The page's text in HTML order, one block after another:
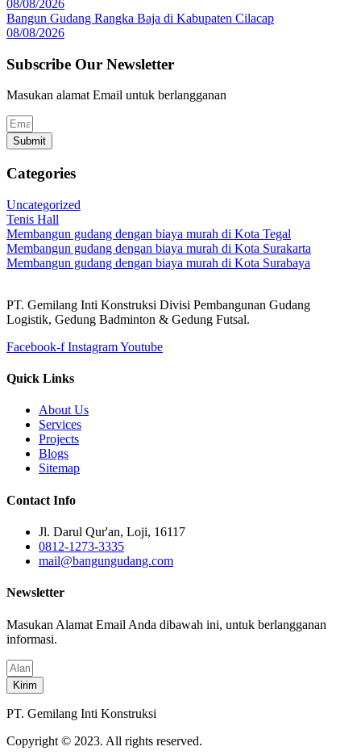
08/08/2026
Bangun Gudang Rangka Baja di Kabupaten Cilacap
08/08/2026
Subscribe Our Newsletter
Masukan alamat Email untuk berlangganan
Submit
Categories
Uncategorized
Tenis Hall
Membangun gudang dengan biaya murah di Kota Tegal
Membangun gudang dengan biaya murah di Kota Surakarta
Membangun gudang dengan biaya murah di Kota Surabaya
PT. Gemilang Inti Konstruksi Divisi Pembangunan Gudang
Logistik, Gedung Badminton & Gedung Futsal.
Facebook-f InstagramYoutube
Quick Links
About Us
Services
Projects
Blogs
Sitemap
Contact Info
Jl. Darul Qur'an, Loji, 16117
0812-1273-3335
mail@bangungudang.com
Newsletter
Masukan Alamat Email Anda dibawah ini, untuk berlangganan
informasi.
Kirim
PT. Gemilang Inti Konstruksi
Copyright © 2023. All rights reserved.